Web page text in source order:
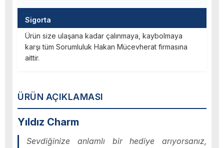
ÜRÜN AÇIKLAMASI
Yıldız Charm
Sevdiğinize anlamlı bir hediye arıyorsanız,
Sigorta
Ürün size ulaşana kadar çalınmaya, kaybolmaya
karşı tüm Sorumluluk Hakan Mücevherat firmasına
aittir.